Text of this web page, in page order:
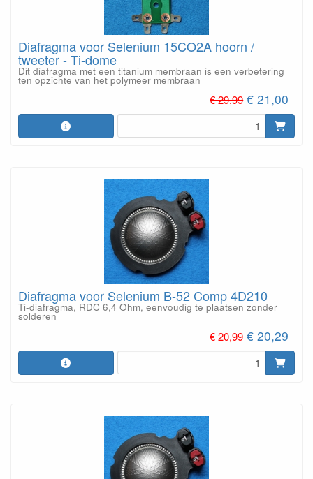
Diafragma voor Selenium 15CO2A hoorn /
tweeter - Ti-dome
Dit diafragma met een titanium membraan is een verbetering
ten opzichte van het polymeer membraan
€ 29,99 € 21,00
Diafragma voor Selenium B-52 Comp 4D210
Ti-diafragma, RDC 6,4 Ohm, eenvoudig te plaatsen zonder
solderen
€ 20,99 € 20,29